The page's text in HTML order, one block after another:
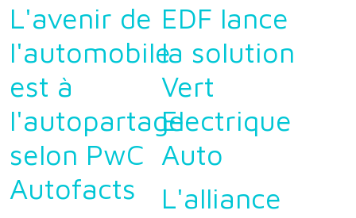
L'avenir de
l'automobile
est à
l'autopartage
selon PwC
Autofacts
EDF lance
la solution
Vert
Electrique
Auto
L'alliance